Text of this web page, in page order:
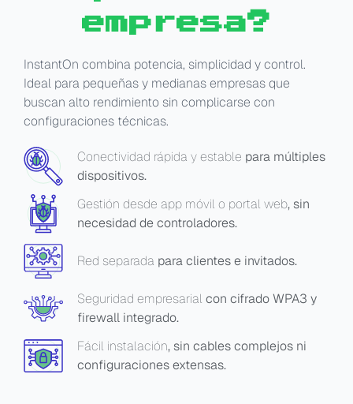
empresa?
InstantOn combina potencia, simplicidad y control.
Ideal para pequeñas y medianas empresas que
buscan alto rendimiento sin complicarse con
configuraciones técnicas.
Conectividad rápida y estable para múltiples
dispositivos.
Gestión desde app móvil o portal web, sin
necesidad de controladores.
Red separada para clientes e invitados.
Seguridad empresarial con cifrado WPA3 y
firewall integrado.
Fácil instalación, sin cables complejos ni
configuraciones extensas.